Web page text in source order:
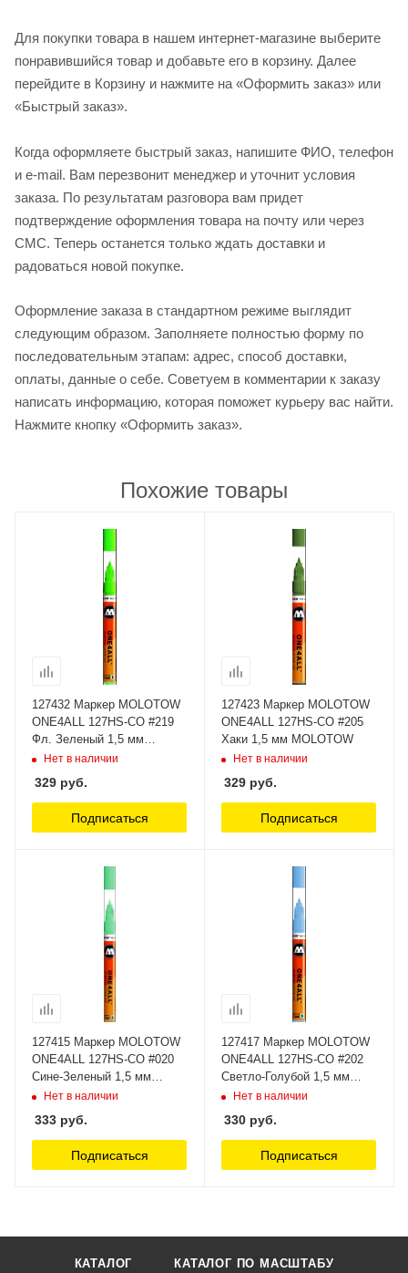
Для покупки товара в нашем интернет-магазине выберите
понравившийся товар и добавьте его в корзину. Далее
перейдите в Корзину и нажмите на «Оформить заказ» или
«Быстрый заказ».
Когда оформляете быстрый заказ, напишите ФИО, телефон
и e-mail. Вам перезвонит менеджер и уточнит условия
заказа. По результатам разговора вам придет
подтверждение оформления товара на почту или через
СМС. Теперь останется только ждать доставки и
радоваться новой покупке.
Оформление заказа в стандартном режиме выглядит
следующим образом. Заполняете полностью форму по
последовательным этапам: адрес, способ доставки,
оплаты, данные о себе. Советуем в комментарии к заказу
написать информацию, которая поможет курьеру вас найти.
Нажмите кнопку «Оформить заказ».
Похожие товары
127432 Маркер MOLOTOW
ONE4ALL 127HS-CO #219
Фл. Зеленый 1,5 мм
MOLOTOW
Нет в наличии
329 руб.
Подписаться
127423 Маркер MOLOTOW
ONE4ALL 127HS-CO #205
Хаки 1,5 мм MOLOTOW
Нет в наличии
329 руб.
Подписаться
127415 Маркер MOLOTOW
ONE4ALL 127HS-CO #020
Сине-Зеленый 1,5 мм
MOLOTOW
Нет в наличии
333 руб.
Подписаться
127417 Маркер MOLOTOW
ONE4ALL 127HS-CO #202
Светло-Голубой 1,5 мм
MOLOTOW
Нет в наличии
330 руб.
Подписаться
КАТАЛОГ КАТАЛОГ ПО МАСШТАБУ